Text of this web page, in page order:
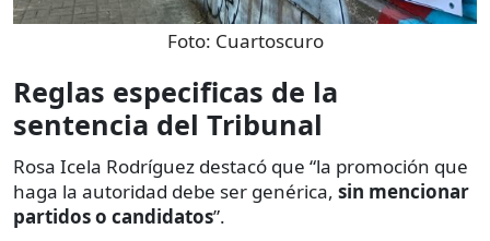
Foto: Cuartoscuro
Reglas especificas de la
sentencia del Tribunal
Rosa Icela Rodríguez destacó que “la promoción que
haga la autoridad debe ser genérica, sin mencionar
partidos o candidatos”.